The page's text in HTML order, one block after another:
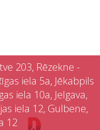
203, Rēzekne -
iela 5a, Jēkabpils
iela 10a, Jelgava,
iela 12, Gulbene,
12